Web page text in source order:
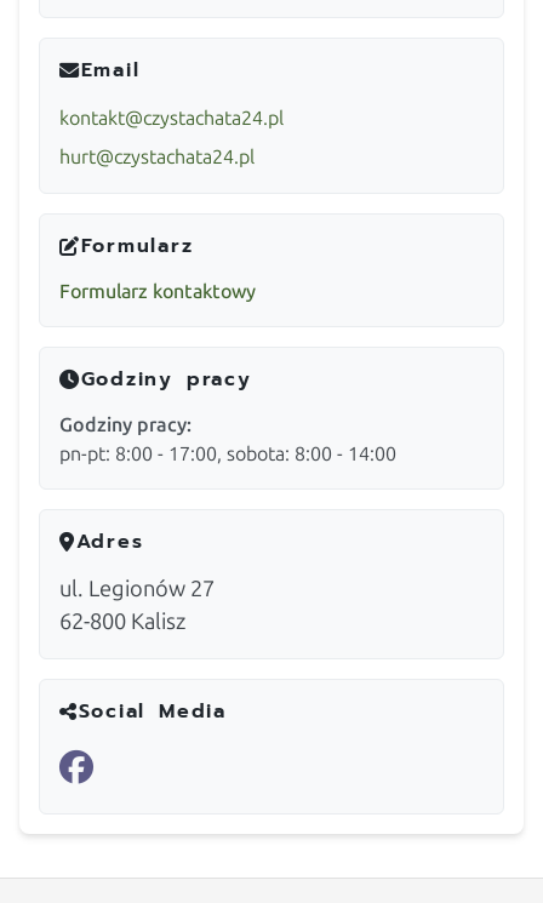
Email
kontakt@czystachata24.pl
hurt@czystachata24.pl
Formularz
Formularz kontaktowy
Godziny pracy
Godziny pracy:
pn-pt: 8:00 - 17:00, sobota: 8:00 - 14:00
Adres
ul. Legionów 27
62-800 Kalisz
Social Media